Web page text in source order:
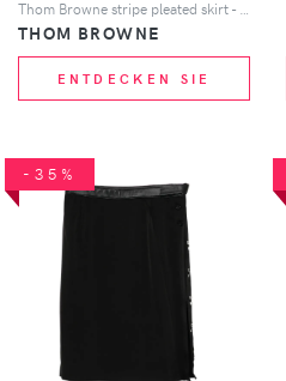
THOM BROWNE
ENTDECKEN SIE
-35%